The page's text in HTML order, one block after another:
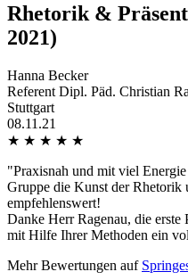
Rhetorik &
2021)
Hanna Becker
Referent Dipl. Päd. Christian
Stuttgart
08.11.21
★ ★ ★ ★ ★
"Praxisnah und mit viel
Gruppe die Kunst der Rhetorik
empfehlenswert!
Danke Herr Ragenau, die erste
mit Hilfe Ihrer Methoden ein
Mehr Bewertungen auf